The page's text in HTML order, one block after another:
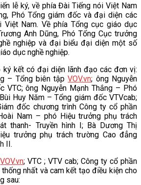
HỌC
lễ ký, về phía Đài Tiếng nói Việt Nam
Phó Tổng giám đốc và đại diện các
Việt Nam. Về phía Tổng cục giáo dục
Anh Dũng, Phó Tổng Cục trưởng
nghiệp và đại biểu đại diện một số
dục nghề nghiệp.
kết có đại diện lãnh đạo các đơn vị:
– Tổng biên tậpVOV.vn; ông Nguyễn
VTC; ông Nguyễn Mạnh Thắng – Phó
Huy Năm – Tổng giám đốc VTVcab;
đốc chương trình Công ty cổ phần
Nam – phó Hiệu trưởng phụ trách
thanh- Truyền hình I; Bà Dương Thị
trưởng phụ trách trường Cao đẳng
II.
VOV.vn; VTC ; VTV cab; Công ty cổ phần
nhất và cam kết tạo điều kiện cho
sau: